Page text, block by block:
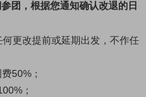
团，根据您通知确认改退的日
更改提前或延期出发，不作任
50%；
；